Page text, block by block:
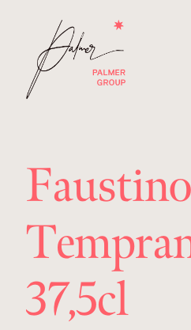
37,5cl